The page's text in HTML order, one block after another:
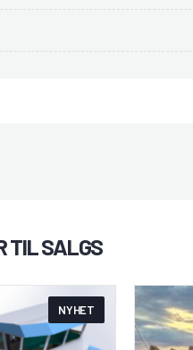
TIL SALGS
NYHET